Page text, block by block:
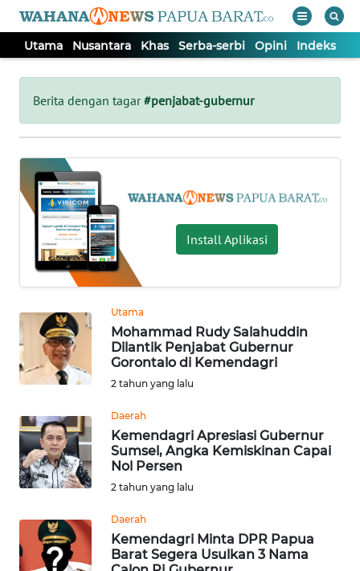
Utama Nusantara Khas Serba-serbi Opini Indeks
Berita dengan tagar#penjabat-gubernur
Install Aplikasi
Utama
Mohammad Rudy Salahuddin
Dilantik Penjabat Gubernur
Gorontalo di Kemendagri
2 tahun yang lalu
Daerah
Kemendagri Apresiasi Gubernur
Sumsel, Angka Kemiskinan Capai
Nol Persen
2 tahun yang lalu
Daerah
Kemendagri Minta DPR Papua
Barat Segera Usulkan 3 Nama
Tutup
UTAMA
NUSANTARA
KHAS
SERBA-
SERBI
OPINI
Informasi
INDEKS
BERITA
KONTAK
KAMI
INFO
IKLAN